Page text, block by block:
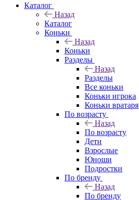
Каталог
Назад
Каталог
Коньки
Назад
Коньки
Разделы
Назад
Разделы
Все коньки
Коньки игрока
Коньки вратаря
По возрасту
Назад
По возрасту
Дети
Взрослые
Юноши
Подростки
По бренду
Назад
По бренду